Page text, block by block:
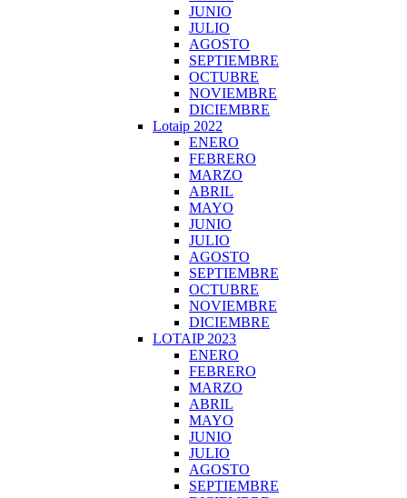
JUNIO
JULIO
AGOSTO
SEPTIEMBRE
OCTUBRE
NOVIEMBRE
DICIEMBRE
Lotaip 2022
ENERO
FEBRERO
MARZO
ABRIL
MAYO
JUNIO
JULIO
AGOSTO
SEPTIEMBRE
OCTUBRE
NOVIEMBRE
DICIEMBRE
LOTAIP 2023
ENERO
FEBRERO
MARZO
ABRIL
MAYO
JUNIO
JULIO
AGOSTO
SEPTIEMBRE